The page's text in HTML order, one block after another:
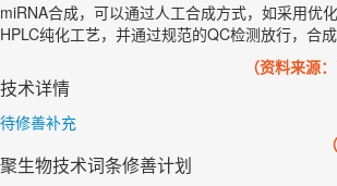
miRNA合成，可以通过人工合成方式，如采用优
HPLC纯化工艺，并通过规范的QC检测放行，合
（资料来源
技术详情
待修善补充
聚生物技术词条修善计划